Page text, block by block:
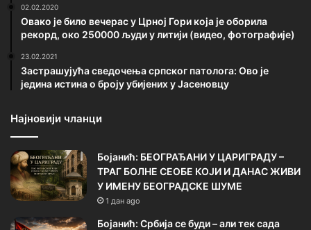
02.02.2020
Овако је било вечерас у Црној Гори која је оборила
рекорд, око 250000 људи у литији (видео, фотографије)
23.02.2021
Застрашујућа сведочења српског патолога: Ово је
једина истина о броју убијених у Јасеновцу
Најновији чланци
Бојанић: БЕОГРАЂАНИ У ЦАРИГРАДУ –
ТРАГ БОЛНЕ СЕОБЕ КОЈИ И ДАНАС ЖИВИ
У ИМЕНУ БЕОГРАДСКЕ ШУМЕ
1 дан ago
Бојанић: Србија се буди – али тек сада